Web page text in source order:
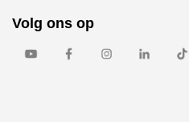
Volg ons op